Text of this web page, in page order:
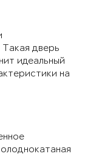
дверь
идеальный
на